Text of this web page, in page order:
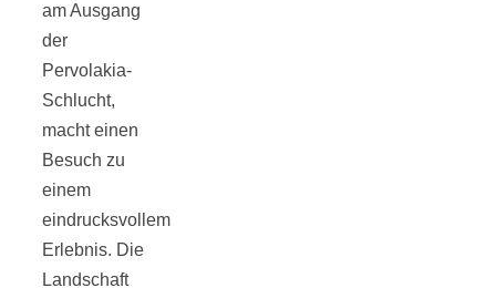
am Ausgang
der
Pervolakia-
Schlucht,
macht einen
Besuch zu
einem
eindrucksvollem
Erlebnis. Die
Landschaft